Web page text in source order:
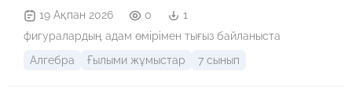
19 Ақпан 2026 0
1
фигуралардың адам өмірімен тығыз байланыста
Алгебра
Ғылыми жұмыстар 7 сынып